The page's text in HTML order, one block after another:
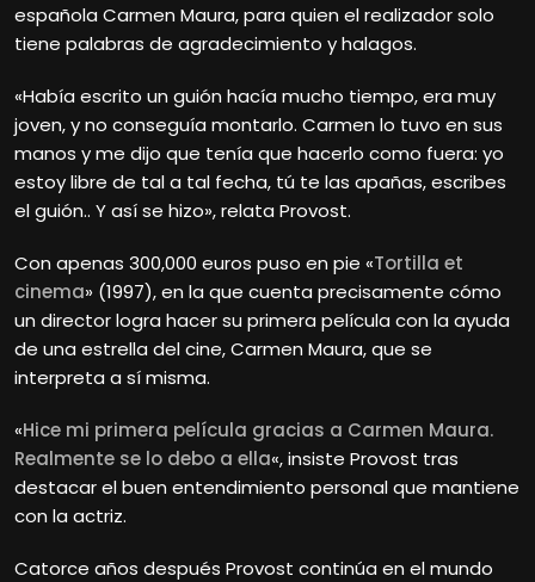
española Carmen Maura, para quien el realizador solo
tiene palabras de agradecimiento y halagos.
«Había escrito un guión hacía mucho tiempo, era muy
joven, y no conseguía montarlo. Carmen lo tuvo en sus
manos y me dijo que tenía que hacerlo como fuera: yo
estoy libre de tal a tal fecha, tú te las apañas, escribes
el guión.. Y así se hizo», relata Provost.
Con apenas 300,000 euros puso en pie «Tortilla et
cinema» (1997), en la que cuenta precisamente cómo
un director logra hacer su primera película con la ayuda
de una estrella del cine, Carmen Maura, que se
interpreta a sí misma.
«Hice mi primera película gracias a Carmen Maura.
Realmente se lo debo a ella«, insiste Provost tras
destacar el buen entendimiento personal que mantiene
con la actriz.
Catorce años después Provost continúa en el mundo